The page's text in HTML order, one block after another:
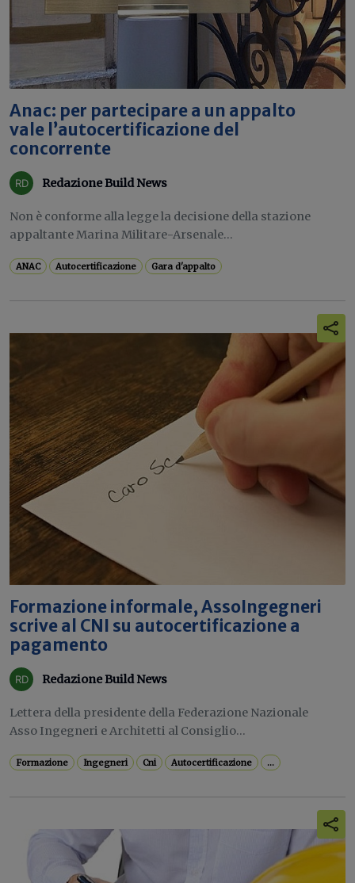
Anac: per partecipare a un appalto
vale l’autocertificazione del
concorrente
Redazione Build News
Non è conforme alla legge la decisione della stazione
appaltante Marina Militare-Arsenale...
ANAC Autocertificazione Gara d'appalto
Formazione informale, AssoIngegneri
scrive al CNI su autocertificazione a
pagamento
Redazione Build News
Lettera della presidente della Federazione Nazionale
Asso Ingegneri e Architetti al Consiglio...
Formazione Ingegneri Cni Autocertificazione ...